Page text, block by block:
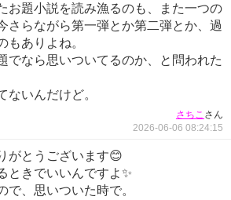
お題小説を読み漁るのも、また一つの
さらながら第一弾とか第二弾とか、過
もありよね。
でなら思いついてるのか、と問われた
ないんだけど。
さちこ さん
2026-06-06 08:24:15
がとうございます😊
ときでいいんですよ✨
で、思いついた時で。